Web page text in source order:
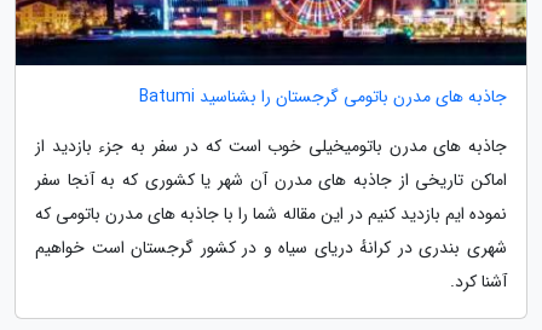
جاذبه های مدرن باتومی گرجستان را بشناسید Batumi
جاذبه های مدرن باتومیخیلی خوب است که در سفر به جزء بازدید از
اماکن تاریخی از جاذبه های مدرن آن شهر یا کشوری که به آنجا سفر
نموده ایم بازدید کنیم در این مقاله شما را با جاذبه های مدرن باتومی که
شهری بندری در کرانهٔ دریای سیاه و در کشور گرجستان است خواهیم
آشنا کرد.